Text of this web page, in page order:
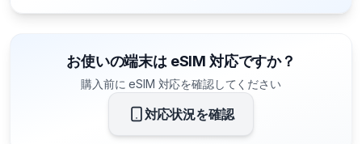
お使いの端末は eSIM 対応ですか？
購入前に eSIM 対応を確認してください
対応状況を確認